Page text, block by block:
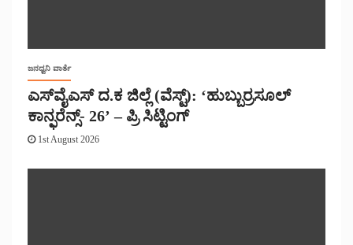
ಜನಧ್ವನಿ ವಾರ್ತೆ
ಎಸ್‌ವೈಎಸ್ ದ.ಕ ಜಿಲ್ಲೆ (ವೆಸ್ಟ್): ‘ಹುಬ್ಬುರ್ರಸೂಲ್
ಕಾನ್ಫರೆನ್ಸ್- 26’ – ಪ್ರಿ ಸಿಟ್ಟಿಂಗ್
1st August 2026